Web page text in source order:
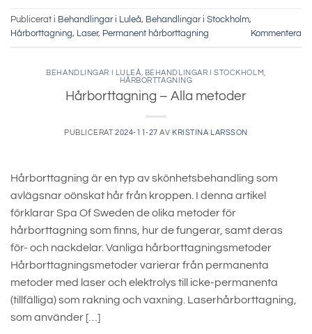
Publicerat i Behandlingar i Luleå, Behandlingar i Stockholm,
Hårborttagning, Laser, Permanent hårborttagning Kommentera
BEHANDLINGAR I LULEÅ BEHANDLINGAR I STOCKHOLM
HÅRBORTTAGNING
Hårborttagning – Alla metoder
PUBLICERAT2024-11-27 AV KRISTINA LARSSON
Hårborttagning är en typ av skönhetsbehandling som
avlägsnar oönskat hår från kroppen. I denna artikel
förklarar Spa Of Sweden de olika metoder för
hårborttagning som finns, hur de fungerar, samt deras
för- och nackdelar. Vanliga hårborttagningsmetoder
Hårborttagningsmetoder varierar från permanenta
metoder med laser och elektrolys till icke-permanenta
(tillfälliga) som rakning och vaxning. Laserhårborttagning,
som använder […]